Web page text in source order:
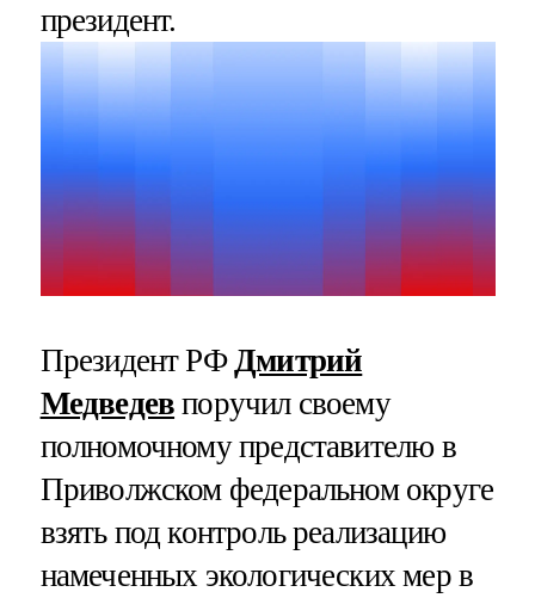
президент.
Президент РФ Дмитрий
Медведев поручил своему
полномочному представителю в
Приволжском федеральном округе
взять под контроль реализацию
намеченных экологических мер в